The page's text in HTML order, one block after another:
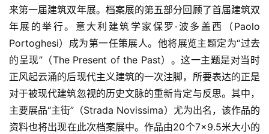
法
书
欣
赏
砚
边
夜
来第一届建筑双年展。档案展的第五部分回顾了首届建筑双
年展的举行。意大利建筑学家保罗·波多盖西（Paolo
Portoghesi）成为第一任策展人。他将展览主题定为“过去
的呈现”（The Present of the Past）。这一主题是对当时
正风起云涌的后现代主义建筑的一次注脚，所要表达的正是
对于被现代建筑忽视的历史文脉的重新肯定与反思。其中，
主要展品“主街”（Strada Novissima）尤为出名，该作品的
资料也将出现在此次档案展中。作品由20个7×9.5米大小的